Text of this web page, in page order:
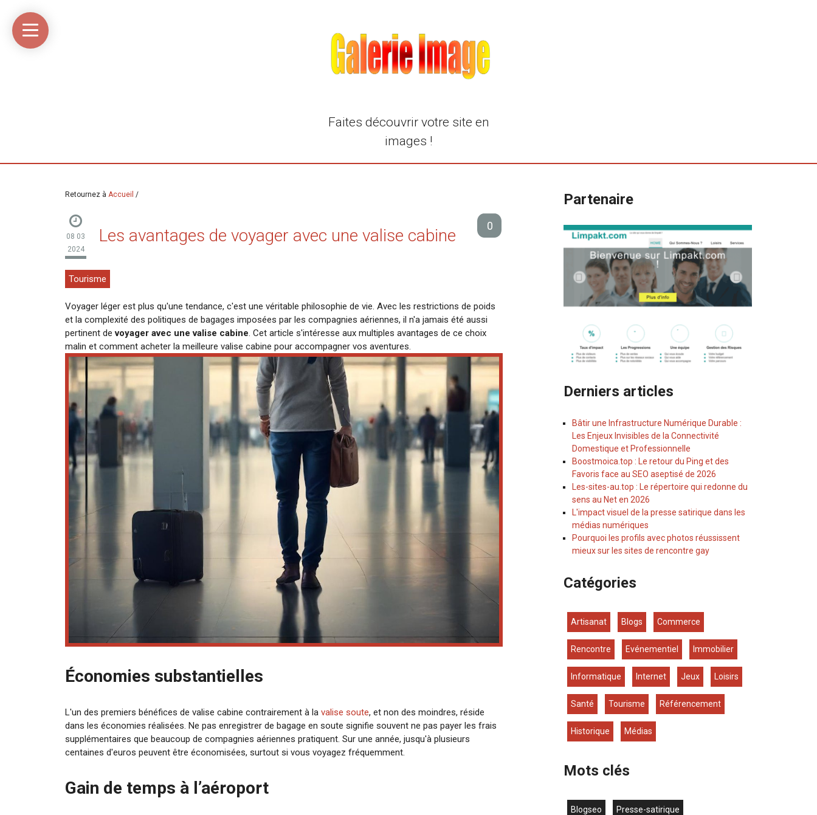
Accueil
Média
libre
Linkinaz
Katomi
compte
Twitter
@Ortegeek
compte
Flickr
Faites découvrir votre site en
images !
Retournez à Accueil /
08 03
2024
Les avantages de voyager avec une valise cabine 0
Tourisme
Voyager léger est plus qu'une tendance, c'est une véritable philosophie de vie. Avec les restrictions de poids
et la complexité des politiques de bagages imposées par les compagnies aériennes, il n'a jamais été aussi
pertinent devoyager avec une valise cabine. Cet article s'intéresse aux multiples avantages de ce choix
malin et comment acheter la meilleure valise cabine pour accompagner vos aventures.
Économies substantielles
L'un des premiers bénéfices de valise cabine contrairement à lavalise soute, et non des moindres, réside
dans les économies réalisées. Ne pas enregistrer de bagage en soute signifie souvent ne pas payer les frais
supplémentaires que beaucoup de compagnies aériennes pratiquent. Sur une année, jusqu'à plusieurs
centaines d'euros peuvent être économisées, surtout si vous voyagez fréquemment.
Gain de temps à l’aéroport
Partenaire
Derniers articles
Bâtir une Infrastructure Numérique Durable :
Les Enjeux Invisibles de la Connectivité
Domestique et Professionnelle
Boostmoica.top : Le retour du Ping et des
Favoris face au SEO aseptisé de 2026
Les-sites-au.top : Le répertoire qui redonne du
sens au Net en 2026
L'impact visuel de la presse satirique dans les
médias numériques
Pourquoi les profils avec photos réussissent
mieux sur les sites de rencontre gay
Catégories
Artisanat Blogs Commerce
Rencontre Evénementiel Immobilier
Informatique Internet Jeux Loisirs
Santé Tourisme Référencement
Historique Médias
Mots clés
blogseo presse-satirique